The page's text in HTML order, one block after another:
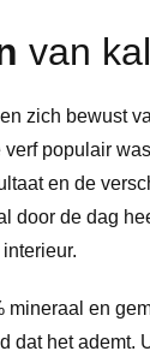
van
zich bewust
populair
en de
door de dag
mineraal en
dat het